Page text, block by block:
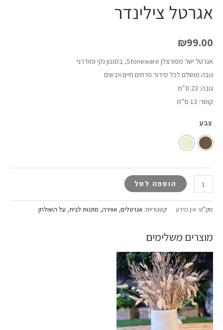
אגרטל צילינדר
₪99.00
אגרטל ישר מפורצלן Stoneware, בסגנון נקי ומודרני
גובה מושלם לכל סידור פרחים חיים ויבשים
גובה: 23 ס”מ
קוטר: 13 ס”מ
צבע
הוספה לסל
מק"ט: אין מידע קטגוריות: אגרטלים, אווירה, מתנות לבית, על השולחן
מוצרים משלימים